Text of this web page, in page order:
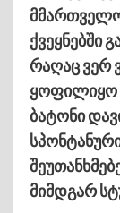
ქვეყნებში
რაღაც ვერ
ყოფილიყო
ბატონი
მიმდგარ